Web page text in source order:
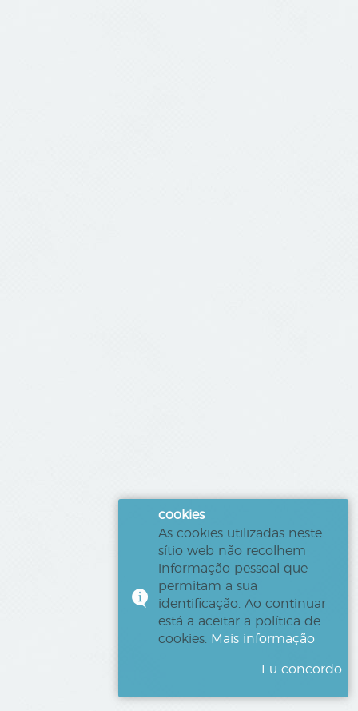
cookies
As cookies utilizadas neste
sítio web não recolhem
informação pessoal que
permitam a sua
identificação. Ao continuar
está a aceitar a política de
cookies.
Mais informação
Eu concordo